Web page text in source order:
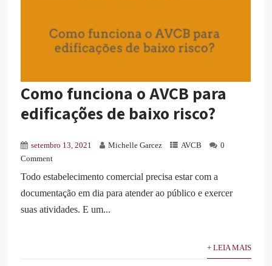
Como funciona o AVCB para
edificações de baixo risco?
setembro 13, 2021 Michelle Garcez AVCB
0
Comment
Todo estabelecimento comercial precisa estar com a
documentação em dia para atender ao público e exercer
suas atividades. E um...
+ LEIA MAIS